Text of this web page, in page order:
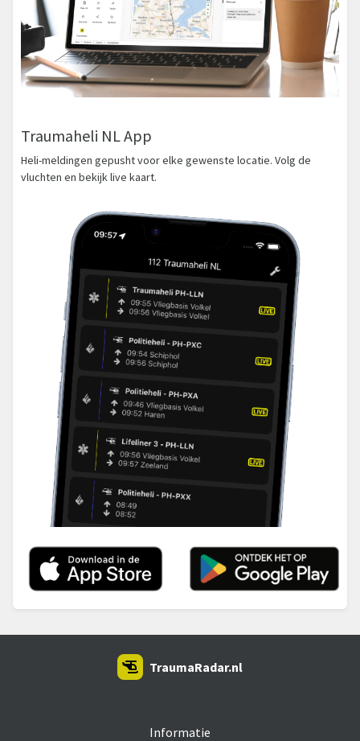
Traumaheli NL App
Heli-meldingen gepusht voor elke gewenste locatie. Volg de
vluchten en bekijk live kaart.
Informatie
TraumaRadar.nl